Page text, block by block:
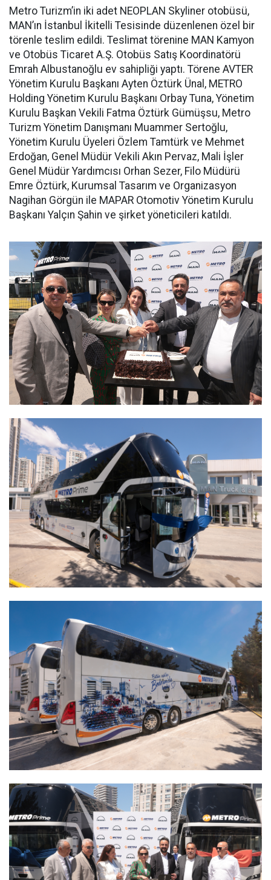
Metro Turizm’in iki adet NEOPLAN Skyliner otobüsü,
MAN’ın İstanbul İkitelli Tesisinde düzenlenen özel bir
törenle teslim edildi. Teslimat törenine MAN Kamyon
ve Otobüs Ticaret A.Ş. Otobüs Satış Koordinatörü
Emrah Albustanoğlu ev sahipliği yaptı. Törene AVTER
Yönetim Kurulu Başkanı Ayten Öztürk Ünal, METRO
Holding Yönetim Kurulu Başkanı Orbay Tuna, Yönetim
Kurulu Başkan Vekili Fatma Öztürk Gümüşsu, Metro
Turizm Yönetim Danışmanı Muammer Sertoğlu,
Yönetim Kurulu Üyeleri Özlem Tamtürk ve Mehmet
Erdoğan, Genel Müdür Vekili Akın Pervaz, Mali İşler
Genel Müdür Yardımcısı Orhan Sezer, Filo Müdürü
Emre Öztürk, Kurumsal Tasarım ve Organizasyon
Nagihan Görgün ile MAPAR Otomotiv Yönetim Kurulu
Başkanı Yalçın Şahin ve şirket yöneticileri katıldı.